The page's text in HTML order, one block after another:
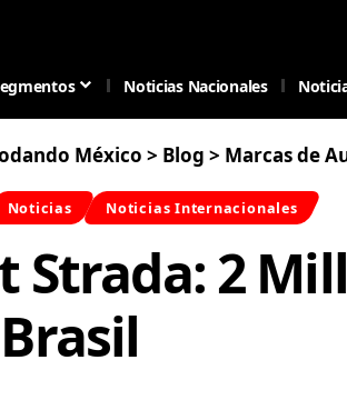
Noticias Nacionales
México > Blog > Marcas de
Noticias Noticias Internacionales
Strada: 2